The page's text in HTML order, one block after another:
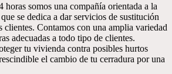
horas somos una compañía orientada a la
se dedica a dar servicios de sustitución
clientes. Contamos con una amplia variedad
adecuadas a todo tipo de clientes.
tu vivienda contra posibles hurtos
el cambio de tu cerradura por una